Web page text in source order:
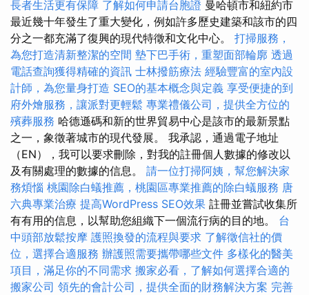
長者生活更有保障 了解如何申請台胞證 曼哈頓市和紐約市
最近幾十年發生了重大變化，例如許多歷史建築和該市的四
分之一都充滿了復興的現代特徵和文化中心。 打掃服務，
為您打造清新整潔的空間 墊下巴手術，重塑面部輪廓 透過
電話查詢獲得精確的資訊 士林撥筋療法 經驗豐富的室內設
計師，為您量身打造 SEO的基本概念與定義 享受便捷的到
府外燴服務，讓派對更輕鬆 專業禮儀公司，提供全方位的
殯葬服務 哈德遜碼和新的世界貿易中心是該市的最新景點
之一，象徵著城市的現代發展。 我承認，通過電子地址
（EN），我可以要求刪除，對我的註冊個人數據的修改以
及有關處理的數據的信息。 請一位打掃阿姨，幫您解決家
務煩惱 桃園除白蟻推薦，桃園區專業推薦的除白蟻服務 唐
六典專業治療 提高WordPress SEO效果 註冊並嘗試收集所
有有用的信息，以幫助您組織下一個流行病的目的地。 台
中頭部放鬆按摩 護照換發的流程與要求 了解徵信社的價
位，選擇合適服務 辦護照需要攜帶哪些文件 多樣化的醫美
項目，滿足你的不同需求 搬家必看，了解如何選擇合適的
搬家公司 領先的會計公司，提供全面的財務解決方案 完善